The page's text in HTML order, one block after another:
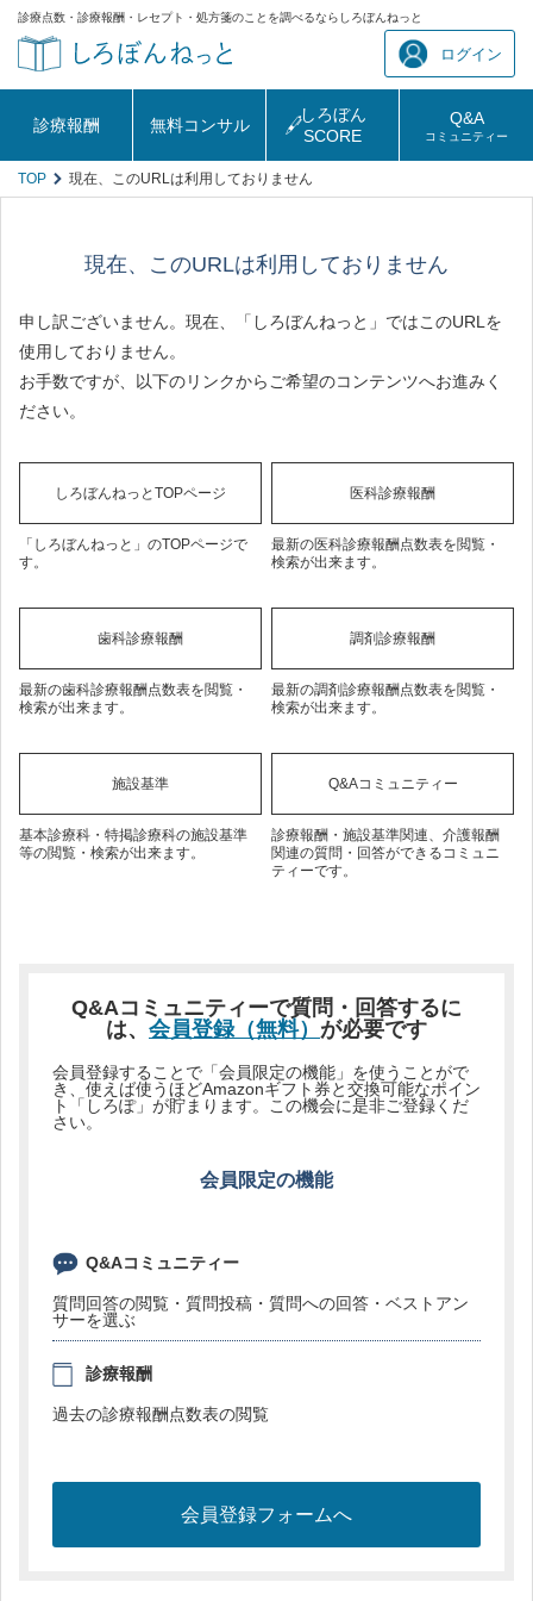
診療点数・診療報酬・レセプト・処方箋のことを調べるならしろぼんねっと
ログイン
診療報酬 無料コンサル
しろぼん
SCORE
Q&A
コミュニティー
TOP 現在、このURLは利用しておりません
現在、このURLは利用しておりません
申し訳ございません。現在、「しろぼんねっと」ではこのURLを
使用しておりません。
お手数ですが、以下のリンクからご希望のコンテンツへお進みく
ださい。
しろぼんねっとTOPページ
「しろぼんねっと」のTOPページで
す。
医科診療報酬
最新の医科診療報酬点数表を閲覧・
検索が出来ます。
歯科診療報酬
最新の歯科診療報酬点数表を閲覧・
検索が出来ます。
調剤診療報酬
最新の調剤診療報酬点数表を閲覧・
検索が出来ます。
施設基準
基本診療科・特掲診療科の施設基準
等の閲覧・検索が出来ます。
Q&Aコミュニティー
診療報酬・施設基準関連、介護報酬
関連の質問・回答ができるコミュニ
ティーです。
Q&Aコミュニティーで質問・回答するに
は、 会員登録（無料） が必要です
会員登録することで「会員限定の機能」を使うことがで
き、使えば使うほどAmazonギフト券と交換可能なポイン
ト「しろぽ」が貯まります。この機会に是非ご登録くだ
さい。
会員限定の機能
Q&Aコミュニティー
質問回答の閲覧・質問投稿・質問への回答・ベストアン
サーを選ぶ
診療報酬
過去の診療報酬点数表の閲覧
会員登録フォームへ